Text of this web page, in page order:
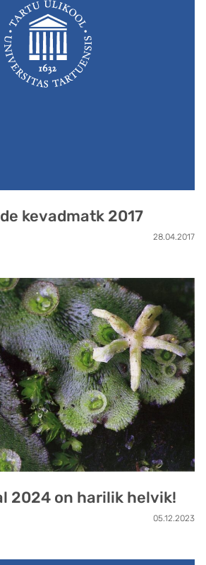
kevadmatk 2017
28.04.2017
2024 on harilik helvik!
05.12.2023